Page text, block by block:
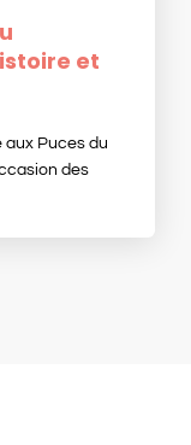
et
Puces du
des